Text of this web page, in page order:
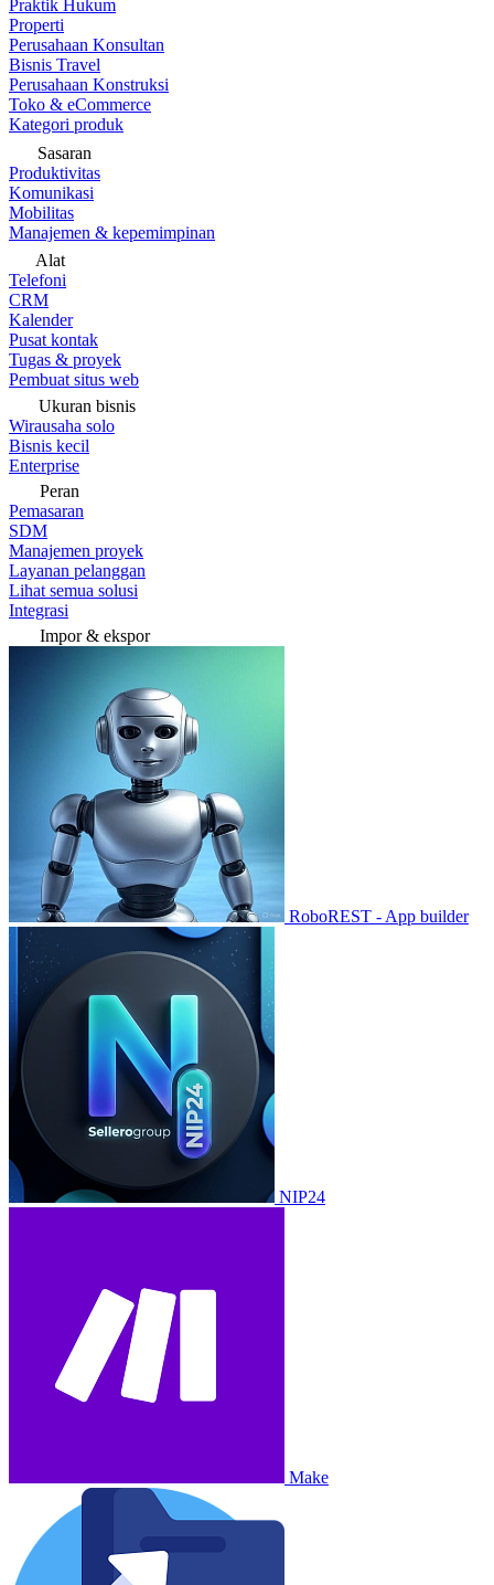
Praktik Hukum
Properti
Perusahaan Konsultan
Bisnis Travel
Perusahaan Konstruksi
Toko & eCommerce
Kategori produk
Sasaran
Produktivitas
Komunikasi
Mobilitas
Manajemen & kepemimpinan
Alat
Telefoni
CRM
Kalender
Pusat kontak
Tugas & proyek
Pembuat situs web
Ukuran bisnis
Wirausaha solo
Bisnis kecil
Enterprise
Peran
Pemasaran
SDM
Manajemen proyek
Layanan pelanggan
Lihat semua solusi
Integrasi
Impor & ekspor
RoboREST - App builder
NIP24
Make